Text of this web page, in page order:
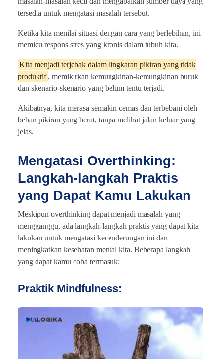
tersedia untuk mengatasi masalah tersebut.
Ketika kita menilai situasi dengan cara yang berlebihan, ini
memicu respons stres yang kronis dalam tubuh kita.
Kita menjadi terjebak dalam lingkaran pikiran yang tidak
produktif , memikirkan kemungkinan-kemungkinan buruk
dan skenario-skenario yang belum tentu terjadi.
Akibatnya, kita merasa semakin cemas dan terbebani oleh
beban pikiran yang berat, tanpa melihat jalan keluar yang
jelas.
Mengatasi Overthinking:
Langkah-langkah Praktis
yang Dapat Kamu Lakukan
Meskipun overthinking dapat menjadi masalah yang
mengganggu, ada langkah-langkah praktis yang dapat kita
lakukan untuk mengatasi kecenderungan ini dan
meningkatkan kesehatan mental kita. Beberapa langkah
yang dapat kamu coba termasuk:
Praktik Mindfulness: